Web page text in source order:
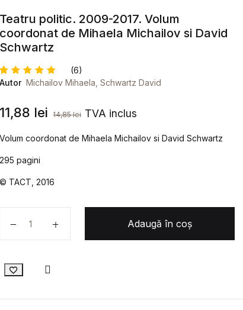
Teatru politic. 2009-2017. Volum
coordonat de Mihaela Michailov si David
Schwartz
5 pe baza
evaluări
clienți
(6)
Autor Michailov Mihaela ,Schwartz David
11,88 lei 14,85lei TVA inclus
Volum coordonat de Mihaela Michailov si David Schwartz
295 pagini
© TACT, 2016
Cantitate Teatru politic. 2009-2017. Volum
Adaugă în coș
Compare